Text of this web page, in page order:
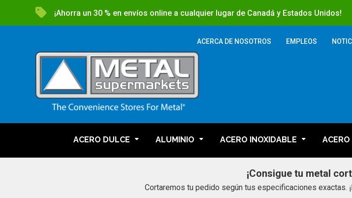
¡Ahorra un 30 % en envíos online a cualquier lugar de Canadá y Estados Unidos!
ACERCA DE NOSOTROS EMPLEOS
ACERO DULCE ALUMINIO ACERO INOXIDABLE
¡Consigue tu metal
Cortaremos tu pedido según tus especificaciones exactas.